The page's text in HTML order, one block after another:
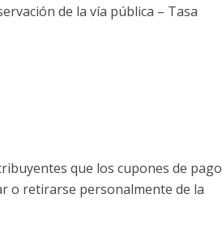
de la vía pública – Tasa
que los cupones de pago
o retirarse personalmente de la